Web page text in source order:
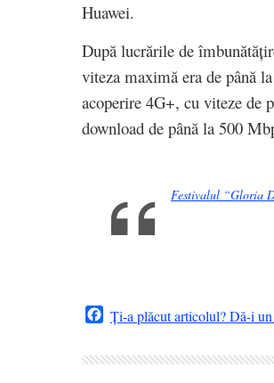
Huawei.
După lucrările de
viteza maximă era de până
acoperire 4G+, cu viteze de
download de până la 500
Festivalul “Gloria
Facebook
Ți-a plăcut articolul? Dă-i